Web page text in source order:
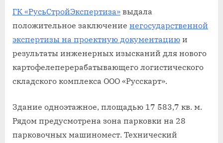
ГК «РусьСтройЭкспертиза» выдала
положительное заключение негосударственной
экспертизы на проектную документацию и
результаты инженерных изысканий для нового
картофелеперерабатывающего логистического
складского комплекса ООО «Русскарт».
Здание одноэтажное, площадью 17 583,7 кв. м.
Рядом предусмотрена зона парковки на 28
парковочных машиномест. Технический